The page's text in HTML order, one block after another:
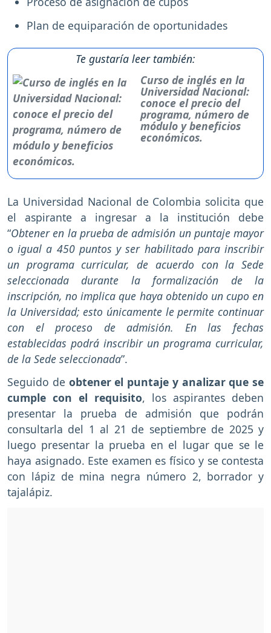
Plan de equiparación de oportunidades
Te gustaría leer también:
Curso de inglés en la
Universidad Nacional:
conoce el precio del
programa, número de
módulo y beneficios
económicos.
La Universidad Nacional de Colombia solicita que
el aspirante a ingresar a la institución debe
“Obtener en la prueba de admisión un puntaje mayor
o igual a 450 puntos y ser habilitado para inscribir
un programa curricular, de acuerdo con la Sede
seleccionada durante la formalización de la
inscripción, no implica que haya obtenido un cupo en
la Universidad; esto únicamente le permite continuar
con el proceso de admisión. En las fechas
establecidas podrá inscribir un programa curricular,
de la Sede seleccionada”.
Seguido de obtener el puntaje y analizar que se
cumple con el requisito, los aspirantes deben
presentar la prueba de admisión que podrán
consultarla del 1 al 21 de septiembre de 2025 y
luego presentar la prueba en el lugar que se le
haya asignado. Este examen es físico y se contesta
con lápiz de mina negra número 2, borrador y
tajalápiz.